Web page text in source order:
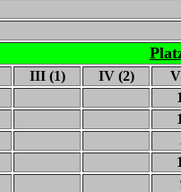
III (1) IV (2)